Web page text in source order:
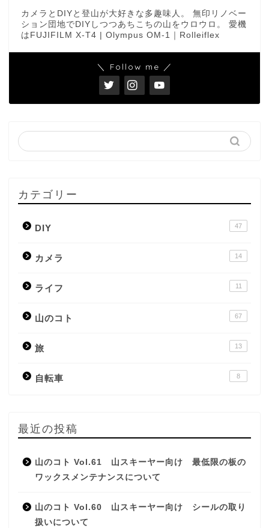
カメラとDIYと登山が大好きな多趣味人。 無印リノベー
ション団地でDIYしつつあちこちの山をウロウロ。 愛機
はFUJIFILM X-T4 | Olympus OM-1｜Rolleiflex
＼ Follow me ／
カテゴリー
DIY 47
カメラ 14
ライフ 11
山のコト 67
旅 13
自転車 8
最近の投稿
山のコト Vol.61 山スキーヤー向け 最低限の板の
ワックスメンテナンスについて
山のコト Vol.60 山スキーヤー向け シールの取り
扱いについて